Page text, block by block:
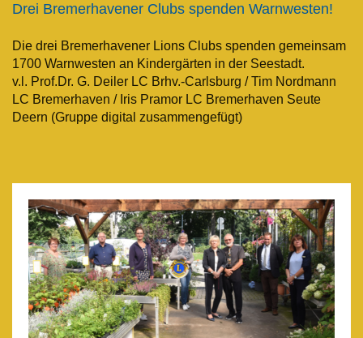
Drei Bremerhavener Clubs spenden Warnwesten!
Die drei Bremerhavener Lions Clubs spenden gemeinsam
1700 Warnwesten an Kindergärten in der Seestadt.
v.l. Prof.Dr. G. Deiler LC Brhv.-Carlsburg / Tim Nordmann
LC Bremerhaven / Iris Pramor LC Bremerhaven Seute
Deern (Gruppe digital zusammengefügt)